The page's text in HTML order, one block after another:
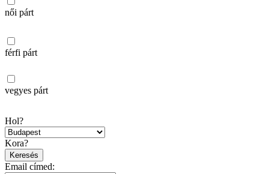
női párt
férfi párt
vegyes párt
Hol?
Kora?
Keresés
Email címed: